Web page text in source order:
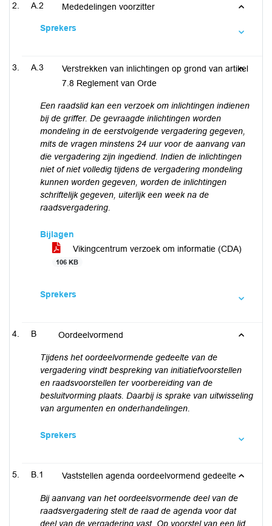
A.2 Mededelingen voorzitter
Sprekers
A.3
Verstrekken van inlichtingen op grond van artikel
7.8 Reglement van Orde
Een raadslid kan een verzoek om inlichtingen indienen
bij de griffer. De gevraagde inlichtingen worden
mondeling in de eerstvolgende vergadering gegeven,
mits de vragen minstens 24 uur voor de aanvang van
die vergadering zijn ingediend. Indien de inlichtingen
niet of niet volledig tijdens de vergadering mondeling
kunnen worden gegeven, worden de inlichtingen
schriftelijk gegeven, uiterlijk een week na de
raadsvergadering.
Bijlagen
Vikingcentrum verzoek om informatie (CDA)
106 KB
Sprekers
B Oordeelvormend
Tijdens het oordeelvormende gedeelte van de
vergadering vindt bespreking van initiatiefvoorstellen
en raadsvoorstellen ter voorbereiding van de
besluitvorming plaats. Daarbij is sprake van uitwisseling
van argumenten en onderhandelingen.
Sprekers
B.1 Vaststellen agenda oordeelvormend gedeelte
Bij aanvang van het oordeelsvormende deel van de
raadsvergadering stelt de raad de agenda voor dat
deel van de vergadering vast. Op voorstel van een lid